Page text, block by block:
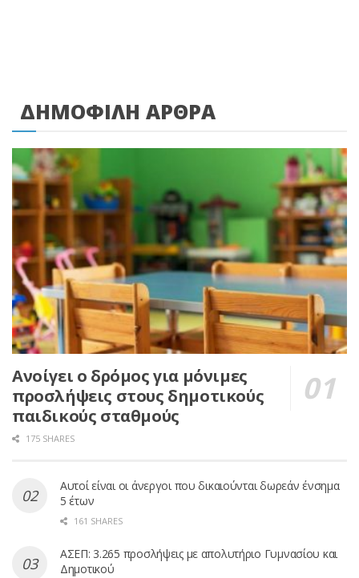
ΔΗΜΟΦΙΛΗ ΑΡΘΡΑ
Ανοίγει ο δρόμος για μόνιμες
προσλήψεις στους δημοτικούς
παιδικούς σταθμούς
175 SHARES
Αυτοί είναι οι άνεργοι που δικαιούνται δωρεάν ένσημα
5 έτων
161 SHARES
ΑΣΕΠ: 3.265 προσλήψεις με απολυτήριο Γυμνασίου και
Δημοτικού